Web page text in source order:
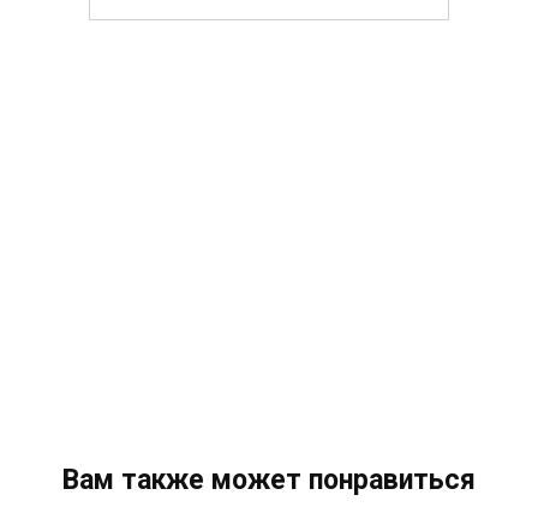
Вам также может понравиться